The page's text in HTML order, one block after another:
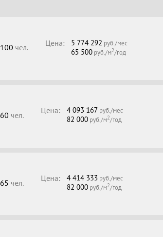
100 чел. Цена: 5 774 292 руб./мес
65 500 руб./м2/год
60 чел. Цена: 4 093 167 руб./мес
82 000 руб./м2/год
65 чел. Цена: 4 414 333 руб./мес
82 000 руб./м2/год